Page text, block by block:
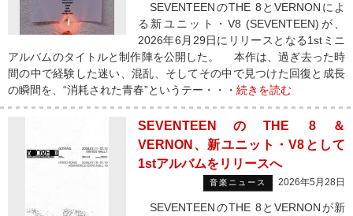
SEVENTEENのTHE 8とVERNONによ
る新ユニット・V8 (SEVENTEEN)が、
2026年6月29日にリリースとなる1stミニ
アルバムのタイトルと制作陣を公開した。 本作は、過ぎ去った時
間の中で経験した迷い、混乱、そしてその中で見つけた回復と成長
の瞬間を、“消耗された青春”というテー・・・ 続きを読む
SEVENTEENのTHE 8＆
VERNON、新ユニット・V8として
1stアルバムをリリースへ
音楽ニュース 2026年5月28日
SEVENTEENのTHE 8とVERNONが新